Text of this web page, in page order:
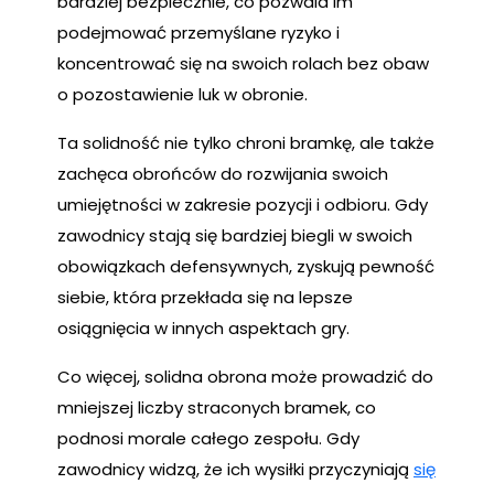
podejmować przemyślane ryzyko i
koncentrować się na swoich rolach bez obaw
o pozostawienie luk w obronie.
Ta solidność nie tylko chroni bramkę, ale także
zachęca obrońców do rozwijania swoich
umiejętności w zakresie pozycji i odbioru. Gdy
zawodnicy stają się bardziej biegli w swoich
obowiązkach defensywnych, zyskują pewność
siebie, która przekłada się na lepsze
osiągnięcia w innych aspektach gry.
Co więcej, solidna obrona może prowadzić do
mniejszej liczby straconych bramek, co
podnosi morale całego zespołu. Gdy
zawodnicy widzą, że ich wysiłki przyczyniają się